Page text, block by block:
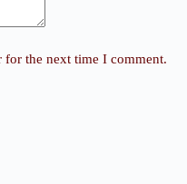
for the next time I comment.